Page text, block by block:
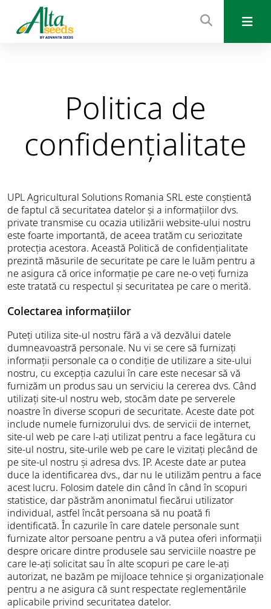
Politica de
confidențialitate
UPL Agricultural Solutions Romania SRL este conștientă
de faptul că securitatea datelor și a informațiilor dvs.
private transmise cu ocazia utilizării website-ului nostru
este foarte importantă, de aceea tratăm cu seriozitate
protecția acestora. Această Politică de confidențialitate
prezintă măsurile de securitate pe care le luăm pentru a
ne asigura că orice informație pe care ne-o veți furniza
este tratată cu respectul și securitatea pe care o merită.
Colectarea informațiilor
Puteți utiliza site-ul nostru fără a vă dezvălui datele
dumneavoastră personale. Nu vi se cere să furnizați
informații personale ca o condiție de utilizare a site-ului
nostru, cu excepția cazului în care este necesar să vă
furnizăm un produs sau un serviciu la cererea dvs. Când
utilizați site-ul nostru web, stocăm date pe serverele
noastre în diverse scopuri de securitate. Aceste date pot
include numele furnizorului dvs. de servicii de internet,
site-ul web pe care l-ați utilizat pentru a face legătura cu
site-ul nostru, site-urile web pe care le vizitați plecând de
pe site-ul nostru și adresa dvs. IP. Aceste date ar putea
duce la identificarea dvs., dar nu le utilizăm pentru a face
acest lucru. Folosim datele din când în când în scopuri
statistice, dar păstrăm anonimatul fiecărui utilizator
individual, astfel încât persoana să nu poată fi
identificată. În cazurile în care datele personale sunt
furnizate altor persoane pentru a vă putea oferi informații
despre oricare dintre produsele sau serviciile noastre pe
care le-ați solicitat sau în alte scopuri pe care le-ați
autorizat, ne bazăm pe mijloace tehnice și organizaționale
pentru a ne asigura că sunt respectate reglementările
aplicabile privind securitatea datelor.